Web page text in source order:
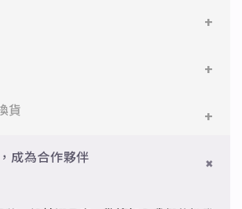
即享免運與精美包裝，超商取貨或宅配
檻享免運優惠，出貨時間約為2個工作
貨
成為合作夥伴